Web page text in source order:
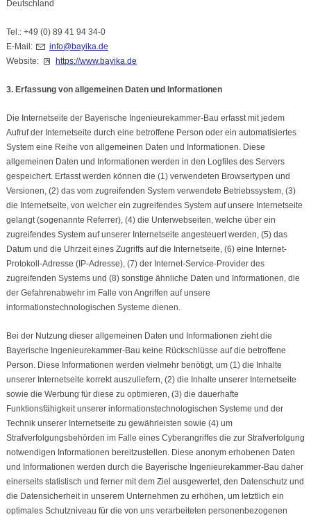
Deutschland
Tel.: +49 (0) 89 41 94 34-0
E-Mail:
info@bayika.de
Website:
https://www.bayika.de
3. Erfassung von allgemeinen Daten und Informationen
Die Internetseite der Bayerische Ingenieurekammer-Bau erfasst mit jedem
Aufruf der Internetseite durch eine betroffene Person oder ein automatisiertes
System eine Reihe von allgemeinen Daten und Informationen. Diese
allgemeinen Daten und Informationen werden in den Logfiles des Servers
gespeichert. Erfasst werden können die (1) verwendeten Browsertypen und
Versionen, (2) das vom zugreifenden System verwendete Betriebssystem, (3)
die Internetseite, von welcher ein zugreifendes System auf unsere Internetseite
gelangt (sogenannte Referrer), (4) die Unterwebseiten, welche über ein
zugreifendes System auf unserer Internetseite angesteuert werden, (5) das
Datum und die Uhrzeit eines Zugriffs auf die Internetseite, (6) eine Internet-
Protokoll-Adresse (IP-Adresse), (7) der Internet-Service-Provider des
zugreifenden Systems und (8) sonstige ähnliche Daten und Informationen, die
der Gefahrenabwehr im Falle von Angriffen auf unsere
informationstechnologischen Systeme dienen.
Bei der Nutzung dieser allgemeinen Daten und Informationen zieht die
Bayerische Ingenieurekammer-Bau keine Rückschlüsse auf die betroffene
Person. Diese Informationen werden vielmehr benötigt, um (1) die Inhalte
unserer Internetseite korrekt auszuliefern, (2) die Inhalte unserer Internetseite
sowie die Werbung für diese zu optimieren, (3) die dauerhafte
Funktionsfähigkeit unserer informationstechnologischen Systeme und der
Technik unserer Internetseite zu gewährleisten sowie (4) um
Strafverfolgungsbehörden im Falle eines Cyberangriffes die zur Strafverfolgung
notwendigen Informationen bereitzustellen. Diese anonym erhobenen Daten
und Informationen werden durch die Bayerische Ingenieurekammer-Bau daher
einerseits statistisch und ferner mit dem Ziel ausgewertet, den Datenschutz und
die Datensicherheit in unserem Unternehmen zu erhöhen, um letztlich ein
optimales Schutzniveau für die von uns verarbeiteten personenbezogenen